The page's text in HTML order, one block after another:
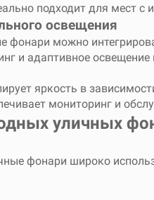
подходит для мест с
освещения
фонари можно
и адаптивное
яркость в
мониторинг и
уличных
фонари широко